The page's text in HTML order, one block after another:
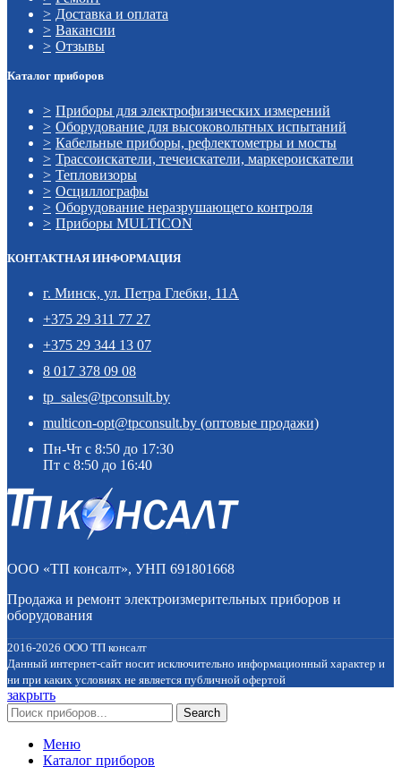
Доставка и оплата
Вакансии
Отзывы
Каталог приборов
Приборы для электрофизических измерений
Оборудование для высоковольтных испытаний
Кабельные приборы, рефлектометры и мосты
Трассоискатели, течеискатели, маркероискатели
Тепловизоры
Осциллографы
Оборудование неразрушающего контроля
Приборы MULTICON
КОНТАКТНАЯ ИНФОРМАЦИЯ
г. Минск, ул. Петра Глебки, 11А
+375 29 311 77 27
+375 29 344 13 07
8 017 378 09 08
tp_sales@tpconsult.by
multicon-opt@tpconsult.by (оптовые продажи)
Пн-Чт с 8:50 до 17:30
Пт с 8:50 до 16:40
ООО «ТП консалт», УНП 691801668
Продажа и ремонт электроизмерительных приборов и
оборудования
2016-2026 ООО ТП консалт
Данный интернет-сайт носит исключительно информационный характер и
ни при каких условиях не является публичной офертой
закрыть
Search
Меню
Каталог приборов